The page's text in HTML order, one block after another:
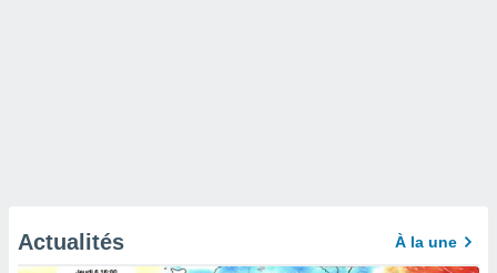
Actualités À la une